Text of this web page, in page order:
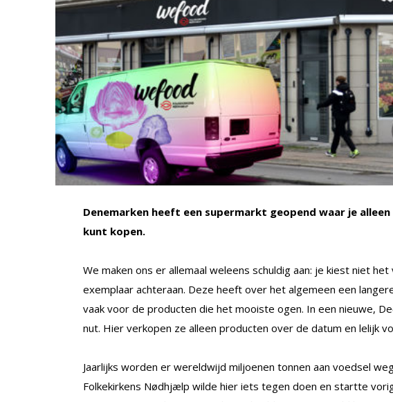
Denemarken heeft een supermarkt geopend waar je
kunt kopen.
We maken ons er allemaal weleens schuldig aan: je kiest niet
exemplaar achteraan. Deze heeft over het algemeen een
vaak voor de producten die het mooiste ogen. In een nieuwe,
nut. Hier verkopen ze alleen producten over de datum en lelijk
Jaarlijks worden er wereldwijd miljoenen tonnen aan voedsel
Folkekirkens Nødhjælp wilde hier iets tegen doen en startte